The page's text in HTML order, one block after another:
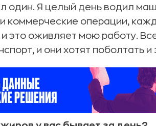
один. Я целый день водил
коммерческие операции,
это оживляет мою работу.
и они хотят поболтать